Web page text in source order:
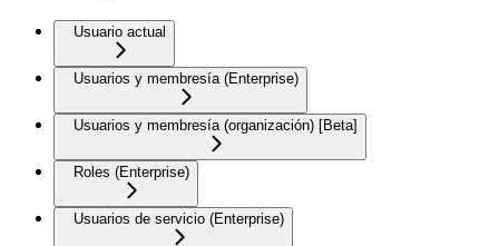
Usuario actual
Usuarios y membresía (Enterprise)
Usuarios y membresía (organización) [Beta]
Roles (Enterprise)
Usuarios de servicio (Enterprise)